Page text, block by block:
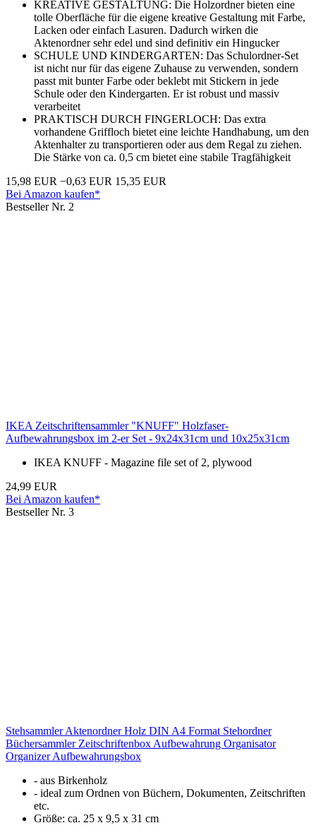
KREATIVE GESTALTUNG: Die Holzordner bieten eine
tolle Oberfläche für die eigene kreative Gestaltung mit Farbe,
Lacken oder einfach Lasuren. Dadurch wirken die
Aktenordner sehr edel und sind definitiv ein Hingucker
SCHULE UND KINDERGARTEN: Das Schulordner-Set
ist nicht nur für das eigene Zuhause zu verwenden, sondern
passt mit bunter Farbe oder beklebt mit Stickern in jede
Schule oder den Kindergarten. Er ist robust und massiv
verarbeitet
PRAKTISCH DURCH FINGERLOCH: Das extra
vorhandene Griffloch bietet eine leichte Handhabung, um den
Aktenhalter zu transportieren oder aus dem Regal zu ziehen.
Die Stärke von ca. 0,5 cm bietet eine stabile Tragfähigkeit
15,98 EUR −0,63 EUR 15,35 EUR
Bei Amazon kaufen*
Bestseller Nr. 2
IKEA Zeitschriftensammler "KNUFF" Holzfaser-
Aufbewahrungsbox im 2-er Set - 9x24x31cm und 10x25x31cm
IKEA KNUFF - Magazine file set of 2, plywood
24,99 EUR
Bei Amazon kaufen*
Bestseller Nr. 3
Stehsammler Aktenordner Holz DIN A4 Format Stehordner
Büchersammler Zeitschriftenbox Aufbewahrung Organisator
Organizer Aufbewahrungsbox
- aus Birkenholz
- ideal zum Ordnen von Büchern, Dokumenten, Zeitschriften
etc.
Größe: ca. 25 x 9,5 x 31 cm